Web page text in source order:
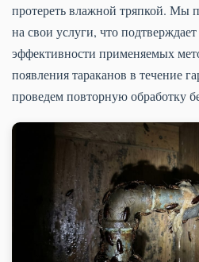
протереть влажной тряпкой. Мы
на свои услуги, что
эффективности применяемых
появления тараканов в течение
проведем повторную обработку